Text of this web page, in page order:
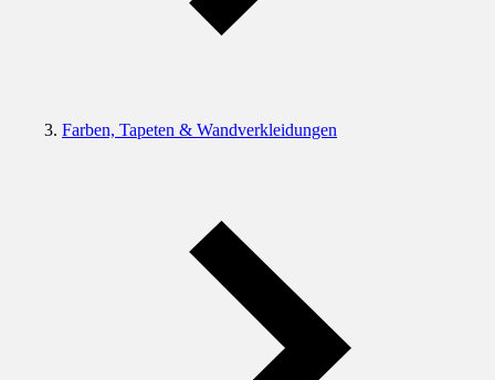
Farben, Tapeten & Wandverkleidungen